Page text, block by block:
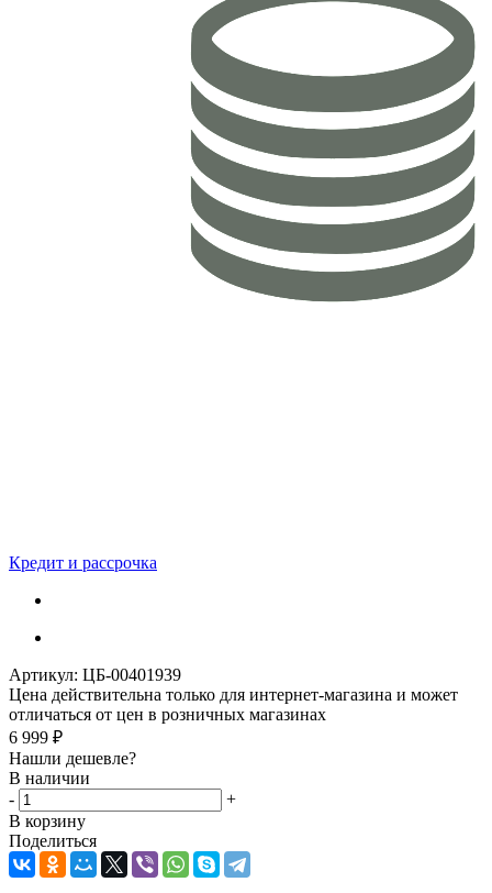
Кредит и рассрочка
Артикул: ЦБ-00401939
Цена действительна только для интернет-магазина и может
отличаться от цен в розничных магазинах
6 999 ₽
Нашли дешевле?
В наличии
-
+
В корзину
Поделиться